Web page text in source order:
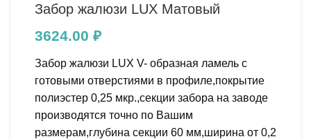
Забор жалюзи LUX Матовый
3624.00 ₽
Забор жалюзи LUX V- образная ламель с
готовыми отверстиями в профиле,покрытие
полиэстер 0,25 мкр.,секции забора на заводе
производятся точно по Вашим
размерам,глубина секции 60 мм,ширина от 0,2